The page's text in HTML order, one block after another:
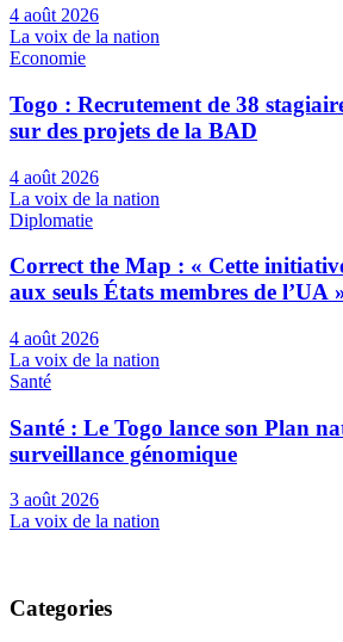
4 août 2026
La voix de la nation
Economie
Togo : Recrutement de 38
sur des projets de la BAD
4 août 2026
La voix de la nation
Diplomatie
Correct the Map : « Cette
aux seuls États membres de l’UA
4 août 2026
La voix de la nation
Santé
Santé : Le Togo lance son Plan
surveillance génomique
3 août 2026
La voix de la nation
Categories